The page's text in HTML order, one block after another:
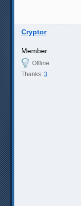
Cryptor
Member
Offline
Thanks: 3